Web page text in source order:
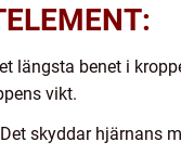
längsta benet i
vikt.
skyddar hjärnans